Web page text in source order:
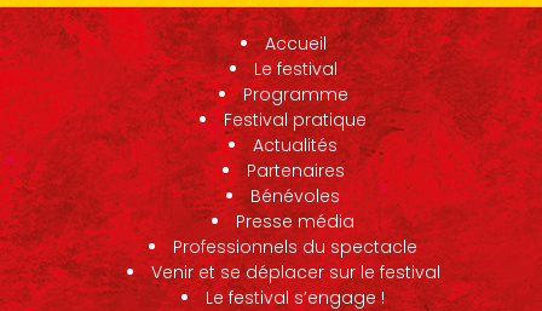
Accueil
Le festival
Programme
Festival pratique
Actualités
Partenaires
Bénévoles
Presse média
Professionnels du spectacle
Venir et se déplacer sur le festival
Le festival s’engage !